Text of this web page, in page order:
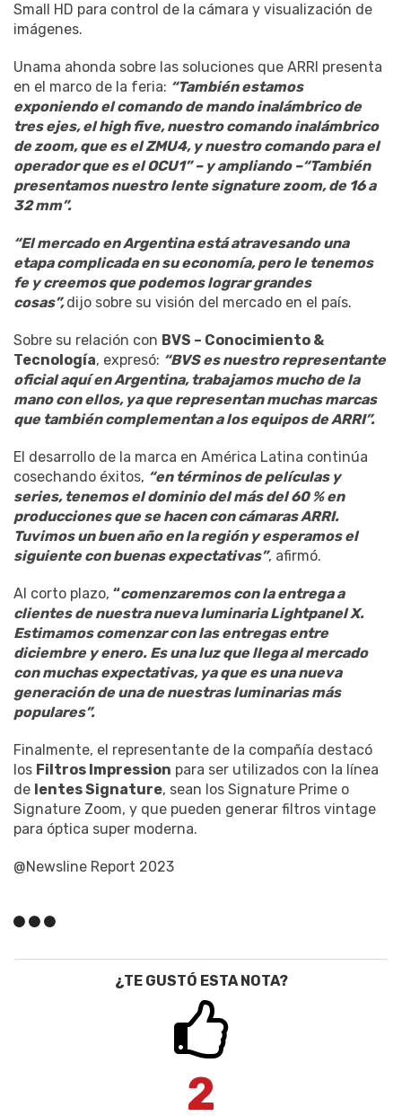
Small HD para control de la cámara y visualización de
imágenes.
Unama ahonda sobre las soluciones que ARRI presenta
en el marco de la feria: “También estamos
exponiendo el comando de mando inalámbrico de
tres ejes, el high five, nuestro comando inalámbrico
de zoom, que es el ZMU4, y nuestro comando para el
operador que es el OCU1” – y ampliando –“También
presentamos nuestro lente signature zoom, de 16 a
32 mm”.
“El mercado en Argentina está atravesando una
etapa complicada en su economía, pero le tenemos
fe y creemos que podemos lograr grandes
cosas”,dijo sobre su visión del mercado en el país.
Sobre su relación con BVS – Conocimiento &
Tecnología, expresó: “BVS es nuestro representante
oficial aquí en Argentina, trabajamos mucho de la
mano con ellos, ya que representan muchas marcas
que también complementan a los equipos de ARRI”.
El desarrollo de la marca en América Latina continúa
cosechando éxitos, “en términos de películas y
series, tenemos el dominio del más del 60 % en
producciones que se hacen con cámaras ARRI.
Tuvimos un buen año en la región y esperamos el
siguiente con buenas expectativas”, afirmó.
Al corto plazo, “comenzaremos con la entrega a
clientes de nuestra nueva luminaria Lightpanel X.
Estimamos comenzar con las entregas entre
diciembre y enero. Es una luz que llega al mercado
con muchas expectativas, ya que es una nueva
generación de una de nuestras luminarias más
populares”.
Finalmente, el representante de la compañía destacó
los Filtros Impression para ser utilizados con la línea
de lentes Signature, sean los Signature Prime o
Signature Zoom, y que pueden generar filtros vintage
para óptica super moderna.
@Newsline Report 2023
¿TE GUSTÓ ESTA NOTA?
2